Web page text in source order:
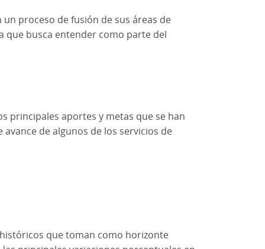
proceso de fusión de sus áreas de
que busca entender como parte del
principales aportes y metas que se han
de algunos de los servicios de
que toman como horizonte